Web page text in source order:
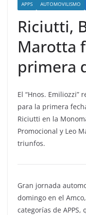
APPS AUTOMOVILISMO
Riciutti,
Marotta
primera
El “Hnos. Emiliozzi”
para la primera
Riciutti en la
Promocional y Leo
triunfos.
Gran jornada
domingo en el
categorías de APPS,